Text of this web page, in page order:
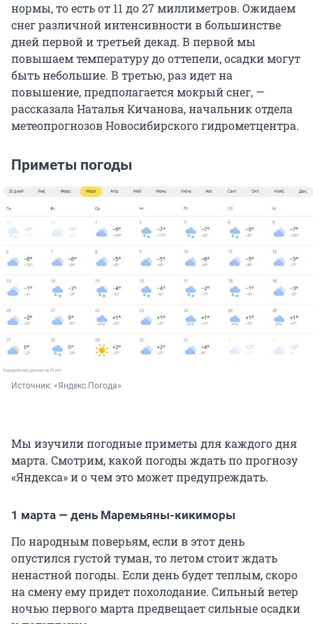
нормы, то есть от 11 до 27 миллиметров. Ожидаем
снег различной интенсивности в большинстве
дней первой и третьей декад. В первой мы
повышаем температуру до оттепели, осадки могут
быть небольшие. В третью, раз идет на
повышение, предполагается мокрый снег, —
рассказала Наталья Кичанова, начальник отдела
метеопрогнозов Новосибирского гидрометцентра.
Приметы погоды
Источник: «Яндекс.Погода»
Мы изучили погодные приметы для каждого дня
марта. Смотрим, какой погоды ждать по прогнозу
«Яндекса» и о чем это может предупреждать.
1 марта — день Маремьяны-кикиморы
По народным поверьям, если в этот день
опустился густой туман, то летом стоит ждать
ненастной погоды. Если день будет теплым, скоро
на смену ему придет похолодание. Сильный ветер
ночью первого марта предвещает сильные осадки